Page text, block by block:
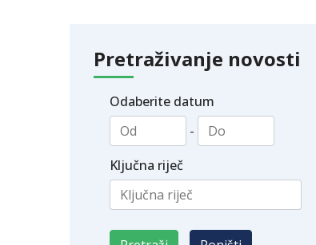
Pretraživanje novosti
Odaberite datum
-
Ključna riječ